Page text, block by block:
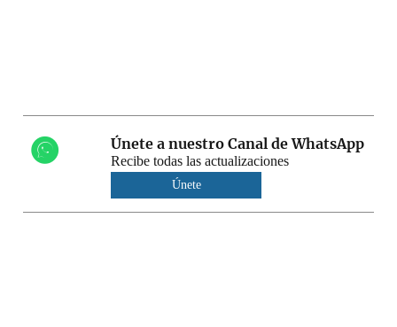
Únete a nuestro Canal de WhatsApp
Recibe todas las actualizaciones
Únete